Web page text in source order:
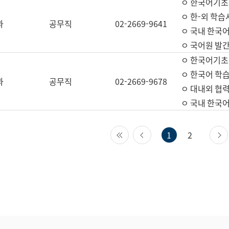
공무직 02-2669-9641
ㅇ 한-외 학
ㅇ 국내 한국
ㅇ 국어원 발
공무직 02-2669-9678
ㅇ 한국어기
ㅇ 한국어 학
ㅇ 대내외 협
ㅇ 국내 한국
첫 페이지이전 페이지
1 2